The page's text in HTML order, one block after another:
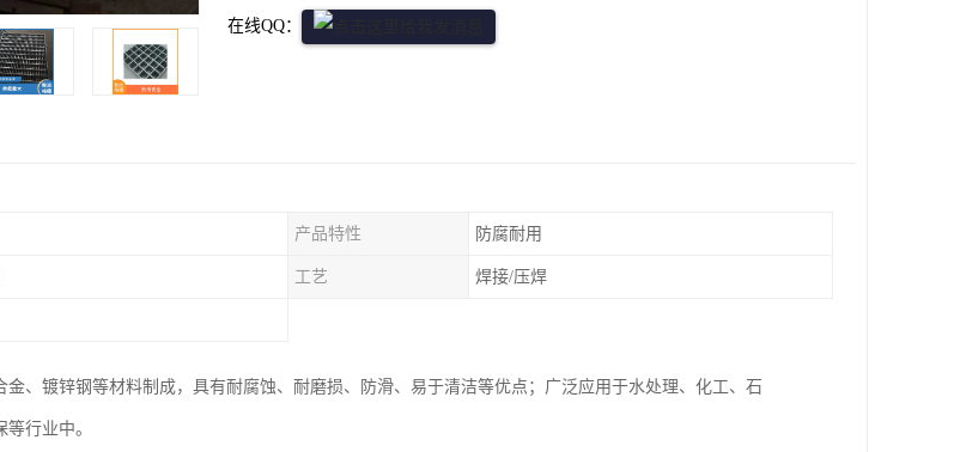
在线QQ：
产品特性 防腐耐用
工艺 焊接/压焊
金、镀锌钢等材料制成，具有耐腐蚀、耐磨损、防滑、易于清洁等优点；广泛应用于水处理、化工、石
行业中。